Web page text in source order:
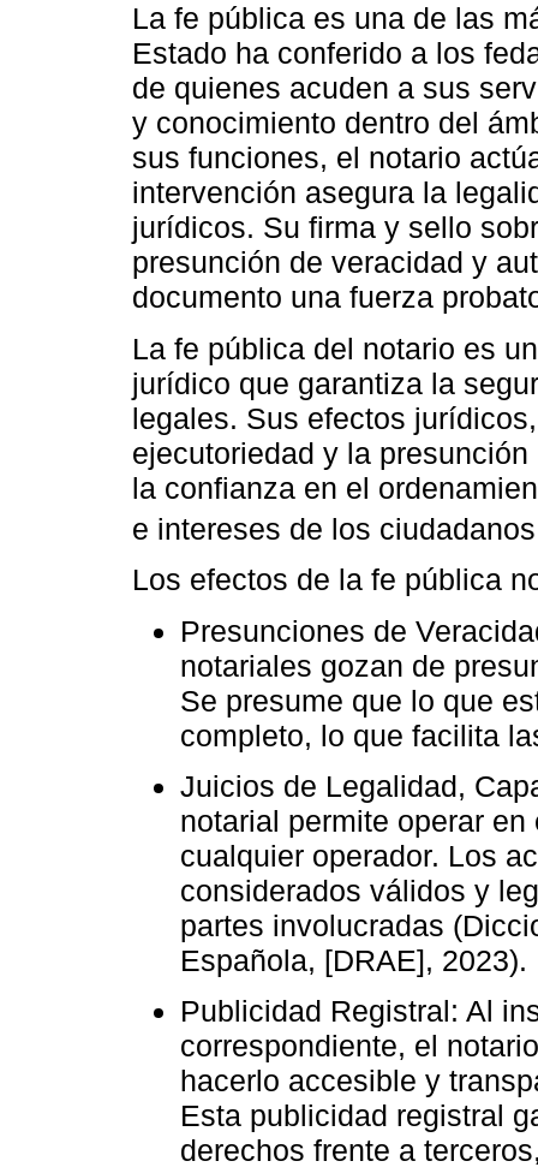
La fe pública es una de las
Estado ha conferido a los
de quienes acuden a sus
y conocimiento dentro del
sus funciones, el notario
intervención asegura la
jurídicos. Su firma y sello
presunción de veracidad y
documento una fuerza
La fe pública del notario es
jurídico que garantiza la
legales. Sus efectos
ejecutoriedad y la
la confianza en el
e intereses de los
Los efectos de la fe pública
Presunciones de
notariales gozan de
Se presume que lo que
completo, lo que facilita
Juicios de Legalidad,
notarial permite operar
cualquier operador. Los
considerados válidos y
partes involucradas
Española, [DRAE], 2023).
Publicidad Registral: Al
correspondiente, el
hacerlo accesible y
Esta publicidad registral
derechos frente a